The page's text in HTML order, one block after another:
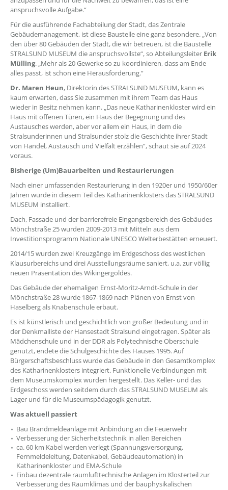
anspruchsvolle Aufgabe.“
Für die ausführende Fachabteilung der Stadt, das Zentrale
Gebäudemanagement, ist diese Baustelle eine ganz besondere. „Von
den über 80 Gebäuden der Stadt, die wir betreuen, ist die Baustelle
STRALSUND MUSEUM die anspruchsvollste“, so Abteilungsleiter Erik
Mülling. „Mehr als 20 Gewerke so zu koordinieren, dass am Ende
alles passt, ist schon eine Herausforderung.“
Dr. Maren Heun, Direktorin des STRALSUND MUSEUM, kann es
kaum erwarten, dass Sie zusammen mit ihrem Team das Haus
wieder in Besitz nehmen kann. „Das neue Katharinenkloster wird ein
Haus mit offenen Türen, ein Haus der Begegnung und des
Austausches werden, aber vor allem ein Haus, in dem die
Stralsunderinnen und Stralsunder stolz die Geschichte ihrer Stadt
von Handel, Austausch und Vielfalt erzählen“, schaut sie auf 2024
voraus.
Bisherige (Um)Bauarbeiten und Restaurierungen
Nach einer umfassenden Restaurierung in den 1920er und 1950/60er
Jahren wurde in diesem Teil des Katharinenklosters das STRALSUND
MUSEUM installiert.
Dach, Fassade und der barrierefreie Eingangsbereich des Gebäudes
Mönchstraße 25 wurden 2009-2013 mit Mitteln aus dem
Investitionsprogramm Nationale UNESCO Welterbestätten erneuert.
2014/15 wurden zwei Kreuzgänge im Erdgeschoss des westlichen
Klausurbereichs und drei Ausstellungsräume saniert, u.a. zur völlig
neuen Präsentation des Wikingergoldes.
Das Gebäude der ehemaligen Ernst-Moritz-Arndt-Schule in der
Mönchstraße 28 wurde 1867-1869 nach Plänen von Ernst von
Haselberg als Knabenschule erbaut.
Es ist künstlerisch und geschichtlich von großer Bedeutung und in
der Denkmalliste der Hansestadt Stralsund eingetragen. Später als
Mädchenschule und in der DDR als Polytechnische Oberschule
genutzt, endete die Schulgeschichte des Hauses 1995. Auf
Bürgerschaftsbeschluss wurde das Gebäude in den Gesamtkomplex
des Katharinenklosters integriert. Funktionelle Verbindungen mit
dem Museumskomplex wurden hergestellt. Das Keller- und das
Erdgeschoss werden seitdem durch das STRALSUND MUSEUM als
Lager und für die Museumspädagogik genutzt.
Was aktuell passiert
Bau Brandmeldeanlage mit Anbindung an die Feuerwehr
Verbesserung der Sicherheitstechnik in allen Bereichen
ca. 60 km Kabel werden verlegt (Spannungsversorgung,
Fernmeldeleitung, Datenkabel, Gebäudeautomation) in
Katharinenkloster und EMA-Schule
Einbau dezentrale raumlufttechnische Anlagen im Klosterteil zur
Verbesserung des Raumklimas und der bauphysikalischen